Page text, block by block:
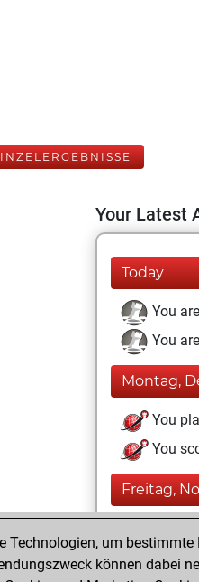
Your Latest
Today
You
You
Montag,
You
You
Freitag,
You
Technologien, um
können dabei